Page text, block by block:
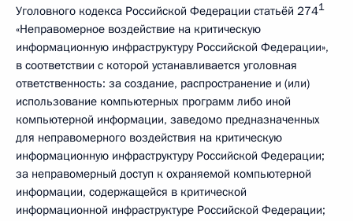
Уголовного кодекса Российской Федерации статьёй 2741
«Неправомерное воздействие на критическую
информационную инфраструктуру Российской Федерации»,
в соответствии с которой устанавливается уголовная
ответственность: за создание, распространение и (или)
использование компьютерных программ либо иной
компьютерной информации, заведомо предназначенных
для неправомерного воздействия на критическую
информационную инфраструктуру Российской Федерации;
за неправомерный доступ к охраняемой компьютерной
информации, содержащейся в критической
информационной инфраструктуре Российской Федерации;